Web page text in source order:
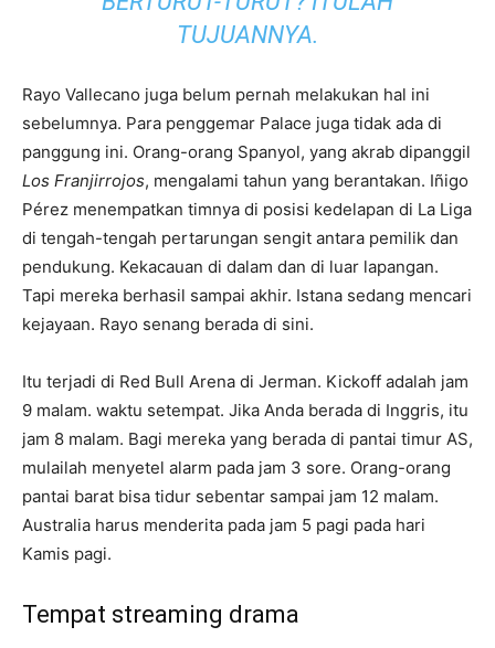
TUJUANNYA.
Rayo Vallecano juga belum pernah melakukan hal ini
sebelumnya. Para penggemar Palace juga tidak ada di
panggung ini. Orang-orang Spanyol, yang akrab dipanggil
Los Franjirrojos, mengalami tahun yang berantakan. Iñigo
Pérez menempatkan timnya di posisi kedelapan di La Liga
di tengah-tengah pertarungan sengit antara pemilik dan
pendukung. Kekacauan di dalam dan di luar lapangan.
Tapi mereka berhasil sampai akhir. Istana sedang mencari
kejayaan. Rayo senang berada di sini.
Itu terjadi di Red Bull Arena di Jerman. Kickoff adalah jam
9 malam. waktu setempat. Jika Anda berada di Inggris, itu
jam 8 malam. Bagi mereka yang berada di pantai timur AS,
mulailah menyetel alarm pada jam 3 sore. Orang-orang
pantai barat bisa tidur sebentar sampai jam 12 malam.
Australia harus menderita pada jam 5 pagi pada hari
Kamis pagi.
Tempat streaming drama